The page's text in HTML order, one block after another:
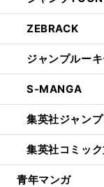
ZEBRACK
ジャンプルーキ
S-MANGA
集英社ジャン
集英社コミッ
青年マンガ